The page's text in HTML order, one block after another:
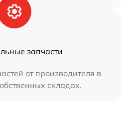
запчасти
от производителя в
складах.